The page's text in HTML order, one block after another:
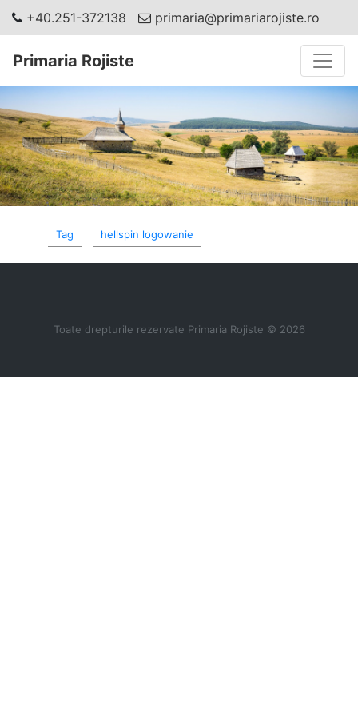
+40.251-372138 primaria@primariarojiste.ro
Primaria Rojiste
Tag hellspin logowanie
Toate drepturile rezervate Primaria Rojiste © 2026